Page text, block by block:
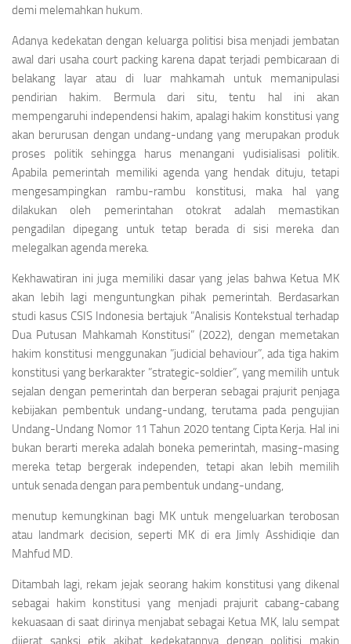
demi melemahkan hukum.
Adanya kedekatan dengan keluarga politisi bisa menjadi jembatan
awal dari usaha court packing karena dapat terjadi pembicaraan di
belakang layar atau di luar mahkamah untuk memanipulasi
pendirian hakim. Bermula dari situ, tentu hal ini akan
mempengaruhi independensi hakim, apalagi hakim konstitusi yang
akan berurusan dengan undang-undang yang merupakan produk
proses politik sehingga harus menangani yudisialisasi politik.
Apabila pemerintah memiliki agenda yang hendak dituju, tetapi
mengesampingkan rambu-rambu konstitusi, maka hal yang
dilakukan oleh pemerintahan otokrat adalah memastikan
pengadilan dipegang untuk tetap berada di sisi mereka dan
melegalkan agenda mereka.
Kekhawatiran ini juga memiliki dasar yang jelas bahwa Ketua MK
akan lebih lagi menguntungkan pihak pemerintah. Berdasarkan
studi kasus CSIS Indonesia bertajuk ”Analisis Kontekstual terhadap
Dua Putusan Mahkamah Konstitusi” (2022), dengan memetakan
hakim konstitusi menggunakan ”judicial behaviour”, ada tiga hakim
konstitusi yang berkarakter ”strategic-soldier”, yang memilih untuk
sejalan dengan pemerintah dan berperan sebagai prajurit penjaga
kebijakan pembentuk undang-undang, terutama pada pengujian
Undang-Undang Nomor 11 Tahun 2020 tentang Cipta Kerja. Hal ini
bukan berarti mereka adalah boneka pemerintah, masing-masing
mereka tetap bergerak independen, tetapi akan lebih memilih
untuk senada dengan para pembentuk undang-undang,
menutup kemungkinan bagi MK untuk mengeluarkan terobosan
atau landmark decision, seperti MK di era Jimly Asshidiqie dan
Mahfud MD.
Ditambah lagi, rekam jejak seorang hakim konstitusi yang dikenal
sebagai hakim konstitusi yang menjadi prajurit cabang-cabang
kekuasaan di saat dirinya menjabat sebagai Ketua MK, lalu sempat
dijerat sanksi etik akibat kedekatannya dengan politisi makin